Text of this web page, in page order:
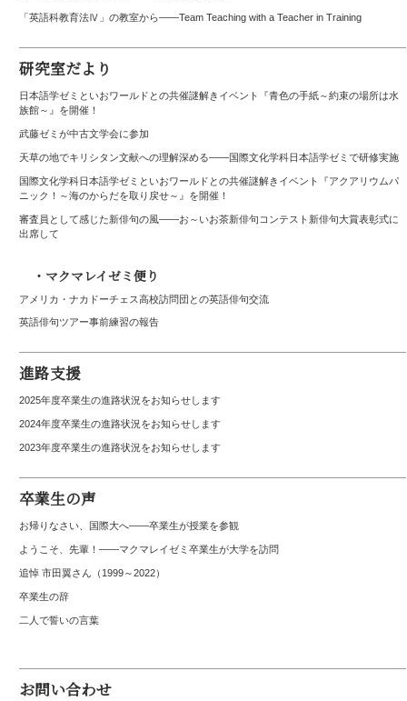
「英語科教育法Ⅳ」の教室から――Team Teaching with a Teacher in Training
研究室だより
日本語学ゼミといおワールドとの共催謎解きイベント『青色の手紙～約束の場所は水
族館～』を開催！
武藤ゼミが中古文学会に参加
天草の地でキリシタン文献への理解深める――国際文化学科日本語学ゼミで研修実施
国際文化学科日本語学ゼミといおワールドとの共催謎解きイベント『アクアリウムパ
ニック！～海のからだを取り戻せ～』を開催！
審査員として感じた新俳句の風――お～いお茶新俳句コンテスト新俳句大賞表彰式に
出席して
・マクマレイゼミ便り
アメリカ・ナカドーチェス高校訪問団との英語俳句交流
英語俳句ツアー事前練習の報告
進路支援
2025年度卒業生の進路状況をお知らせします
2024年度卒業生の進路状況をお知らせします
2023年度卒業生の進路状況をお知らせします
卒業生の声
お帰りなさい、国際大へ――卒業生が授業を参観
ようこそ、先輩！――マクマレイゼミ卒業生が大学を訪問
追悼 市田翼さん（1999～2022）
卒業生の辞
二人で誓いの言葉
お問い合わせ